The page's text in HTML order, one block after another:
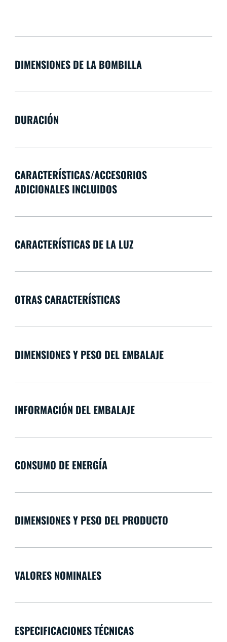
DIMENSIONES DE LA BOMBILLA
DURACIÓN
CARACTERÍSTICAS/ACCESORIOS
ADICIONALES INCLUIDOS
CARACTERÍSTICAS DE LA LUZ
OTRAS CARACTERÍSTICAS
DIMENSIONES Y PESO DEL EMBALAJE
INFORMACIÓN DEL EMBALAJE
CONSUMO DE ENERGÍA
DIMENSIONES Y PESO DEL PRODUCTO
VALORES NOMINALES
ESPECIFICACIONES TÉCNICAS